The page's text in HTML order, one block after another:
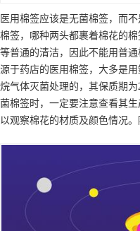
医用棉签应该是无菌棉签，而
棉签，哪种两头都裹着棉花的
等普通的清洁，因此不能用普通
源于药店的医用棉签，大多是
烷气体灭菌处理的，其保质期为
菌棉签时，一定要注意查看其
以观察棉花的材质及颜色情况